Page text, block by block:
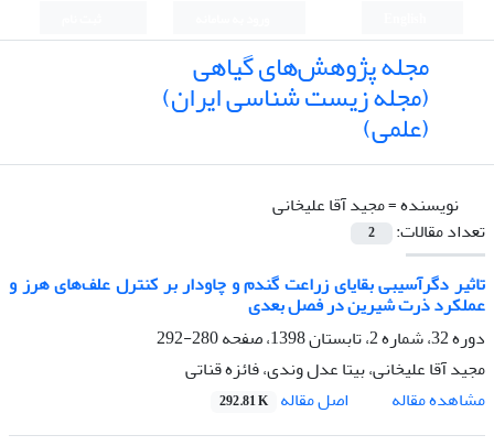
مجله پژوهش‌های گیاهی
(مجله زیست شناسی ایران)
(علمی)
نویسنده =مجید آقا علیخانی
تعداد مقالات:
2
تاثیر دگرآسیبی بقایای زراعت گندم و چاودار بر کنترل علف‌های هرز و
عملکرد ذرت شیرین در فصل بعدی
دوره 32، شماره 2، تابستان 1398، صفحه
280-292
مجید آقا علیخانی، بیتا عدل وندی، فائزه قناتی
مشاهده مقاله
اصل مقاله 292.81 K